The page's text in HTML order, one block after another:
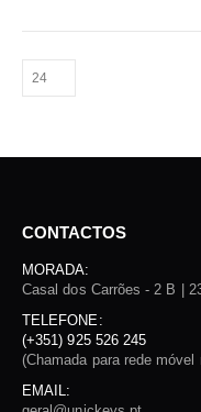
CONTACTOS
MORADA:
Casal dos Carrões - 2 B |
TELEFONE:
(+351) 925 526 245
(Chamada para rede móvel
EMAIL: